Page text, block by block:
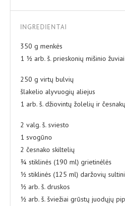
INGREDIENTAI
350 g menkės
1 ½ arb. š. prieskonių mišinio žuviai
250 g virtų bulvių
šlakelio alyvuogių aliejus
1 arb. š. džiovintų žolelių ir
2 valg. š. sviesto
1 svogūno
2 česnako skiltelių
¾ stiklinės (190 ml) grietinėlės
½ stiklinės (125 ml) daržovių
½ arb. š. druskos
½ arb. š. šviežiai grūstų juodųjų